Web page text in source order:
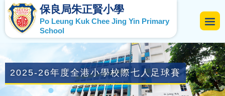
保良局朱正賢小學
Po Leung Kuk Chee Jing Yin Primary
School
2025-26年度全港小學校際七人足球賽